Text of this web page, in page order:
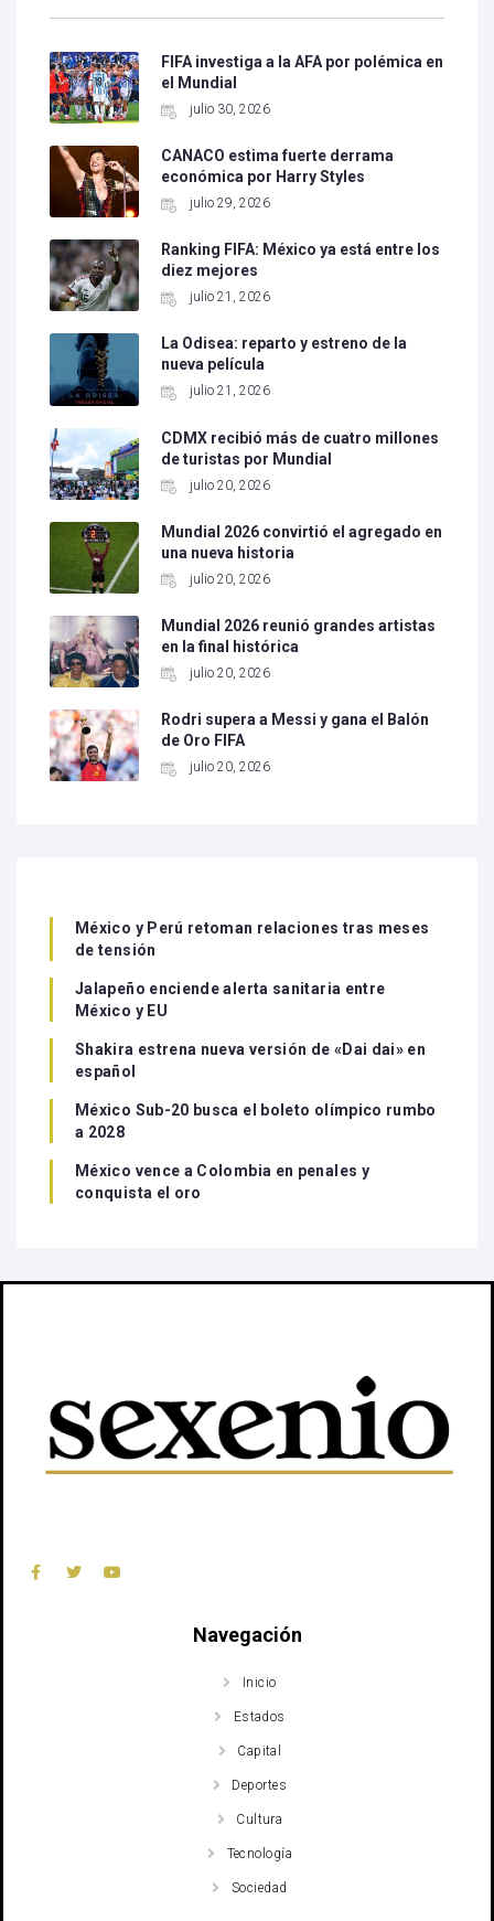
FIFA investiga a la AFA por polémica en
el Mundial
julio 30, 2026
CANACO estima fuerte derrama
económica por Harry Styles
julio 29, 2026
Ranking FIFA: México ya está entre los
diez mejores
julio 21, 2026
La Odisea: reparto y estreno de la
nueva película
julio 21, 2026
CDMX recibió más de cuatro millones
de turistas por Mundial
julio 20, 2026
Mundial 2026 convirtió el agregado en
una nueva historia
julio 20, 2026
Mundial 2026 reunió grandes artistas
en la final histórica
julio 20, 2026
Rodri supera a Messi y gana el Balón
de Oro FIFA
julio 20, 2026
México y Perú retoman relaciones tras meses
de tensión
Jalapeño enciende alerta sanitaria entre
México y EU
Shakira estrena nueva versión de «Dai dai» en
español
México Sub-20 busca el boleto olímpico rumbo
a 2028
México vence a Colombia en penales y
conquista el oro
Navegación
Inicio
Estados
Capital
Deportes
Cultura
Tecnología
Sociedad